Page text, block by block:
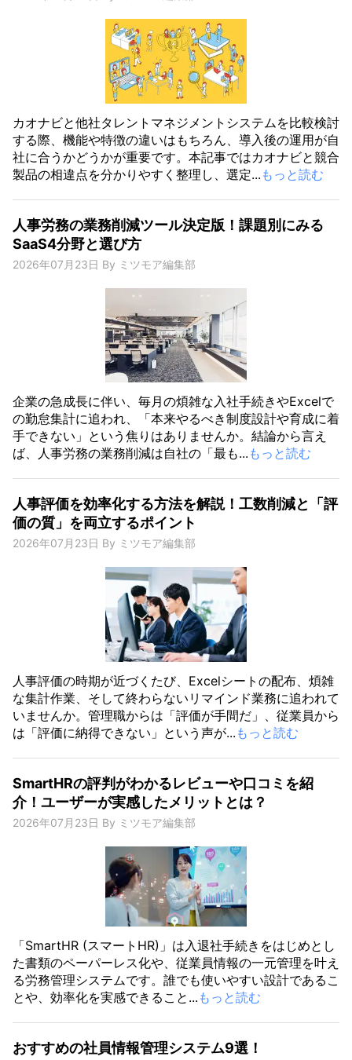
カオナビと他社タレントマネジメントシステムを比較検討
する際、機能や特徴の違いはもちろん、導入後の運用が自
社に合うかどうかが重要です。本記事ではカオナビと競合
製品の相違点を分かりやすく整理し、選定... もっと読む
人事労務の業務削減ツール決定版！課題別にみる
SaaS4分野と選び方
2026年07月23日 By ミツモア編集部
企業の急成長に伴い、毎月の煩雑な入社手続きやExcelで
の勤怠集計に追われ、「本来やるべき制度設計や育成に着
手できない」という焦りはありませんか。結論から言え
ば、人事労務の業務削減は自社の「最も... もっと読む
人事評価を効率化する方法を解説！工数削減と「評
価の質」を両立するポイント
2026年07月23日 By ミツモア編集部
人事評価の時期が近づくたび、Excelシートの配布、煩雑
な集計作業、そして終わらないリマインド業務に追われて
いませんか。管理職からは「評価が手間だ」、従業員から
は「評価に納得できない」という声が... もっと読む
SmartHRの評判がわかるレビューや口コミを紹
介！ユーザーが実感したメリットとは？
2026年07月23日 By ミツモア編集部
「SmartHR (スマートHR)」は入退社手続きをはじめとし
た書類のペーパーレス化や、従業員情報の一元管理を叶え
る労務管理システムです。誰でも使いやすい設計であるこ
とや、効率化を実感できること... もっと読む
おすすめの社員情報管理システム9選！